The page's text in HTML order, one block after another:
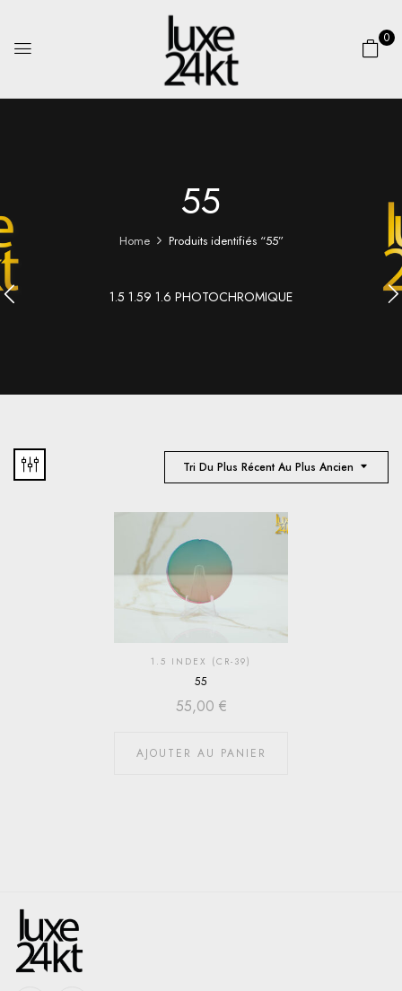
0
55
Home Produits identifiés “55”
1.5 1.59 1.6 PHOTOCHROMIQUE
Tri Du Plus Récent Au Plus Ancien
1.5 INDEX (CR-39)
55
55,00 €
AJOUTER AU PANIER